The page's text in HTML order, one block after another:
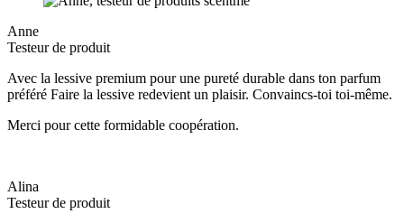
Anne
Testeur de produit
Avec la lessive premium pour une pureté durable dans ton parfum
préféré Faire la lessive redevient un plaisir. Convaincs-toi toi-même.
Merci pour cette formidable coopération.
Alina
Testeur de produit